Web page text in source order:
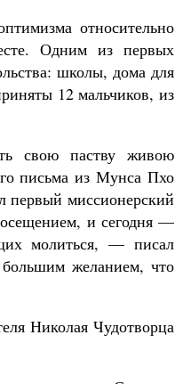
относительно
Одним из первых
школы, дома для
12 мальчиков, из
свою паству живою
письма из Мунса Пхо
первый миссионерский
и сегодня —
молиться, — писал
желанием, что
Николая Чудотворца